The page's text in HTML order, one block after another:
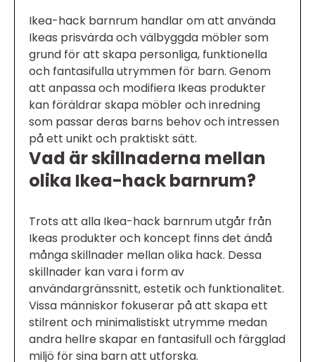
Ikea-hack barnrum handlar om att använda
Ikeas prisvärda och välbyggda möbler som
grund för att skapa personliga, funktionella
och fantasifulla utrymmen för barn. Genom
att anpassa och modifiera Ikeas produkter
kan föräldrar skapa möbler och inredning
som passar deras barns behov och intressen
på ett unikt och praktiskt sätt.
Vad är skillnaderna mellan
olika Ikea-hack barnrum?
Trots att alla Ikea-hack barnrum utgår från
Ikeas produkter och koncept finns det ändå
många skillnader mellan olika hack. Dessa
skillnader kan vara i form av
användargränssnitt, estetik och funktionalitet.
Vissa människor fokuserar på att skapa ett
stilrent och minimalistiskt utrymme medan
andra hellre skapar en fantasifull och färgglad
miljö för sina barn att utforska.